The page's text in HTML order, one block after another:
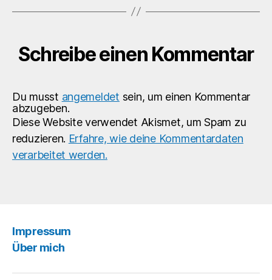
Schreibe einen Kommentar
Du musst angemeldet sein, um einen Kommentar
abzugeben.
Diese Website verwendet Akismet, um Spam zu
reduzieren. Erfahre, wie deine Kommentardaten
verarbeitet werden.
Impressum
Über mich